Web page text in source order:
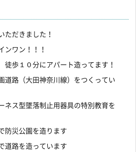
ただきました！
ンワン！！！
歩１０分にアパート造ってます！
道路（大田神奈川線）をつくってい
ネス型墜落制止用器具の特別教育を
防災公園を造ります
道路を造っています